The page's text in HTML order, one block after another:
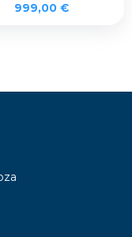
999,00 €